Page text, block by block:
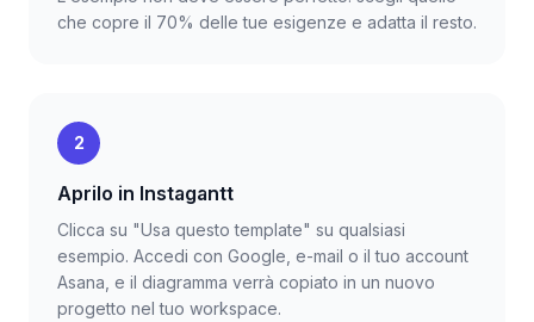
che copre il 70% delle tue esigenze e adatta il resto.
2
Aprilo in Instagantt
Clicca su "Usa questo template" su qualsiasi
esempio. Accedi con Google, e-mail o il tuo account
Asana, e il diagramma verrà copiato in un nuovo
progetto nel tuo workspace.